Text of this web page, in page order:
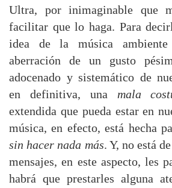
Ultra, por inimaginable que
facilitar que lo haga. Para
idea de la música
aberración de un gusto
adocenado y sistemático de
en definitiva, una mala
extendida que pueda estar en
música, en efecto, está hecha
sin hacer nada más. Y, no está
mensajes, en este aspecto, les
habrá que prestarles alguna